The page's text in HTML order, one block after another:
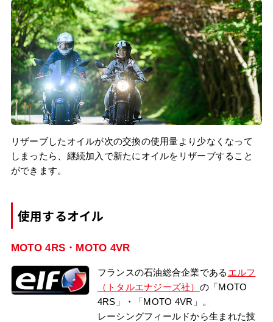
リザーブしたオイルが次の交換の使用量より少なくなって
しまったら、継続加入で新たにオイルをリザーブすること
ができます。
使用するオイル
MOTO 4RS・MOTO 4VR
フランスの石油総合企業である エルフ
（トタルエナジーズ社） の「MOTO
4RS」・「MOTO 4VR」。
レーシングフィールドから生まれた技